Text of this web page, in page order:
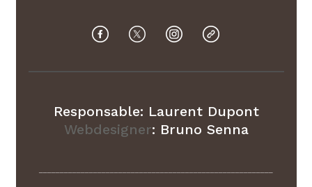
Responsable: Laurent Dupont
Webdesigner: Bruno Senna